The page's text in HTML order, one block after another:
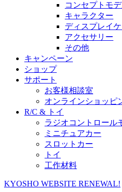
コンセプトモ
キャラクター
ディスプレイ
アクセサリー
その他
キャンペーン
ショップ
サポート
お客様相談室
オンラインショッピ
R/C & トイ
ラジオコントロール
ミニチュアカー
スロットカー
トイ
工作材料
KYOSHO WEBSITE RENEWAL!